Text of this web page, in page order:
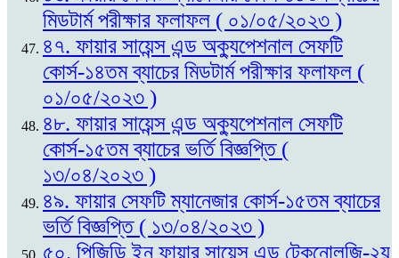
মিডটার্ম পরীক্ষার ফলাফল ( ০১/০৫/২০২৩ )
৪৭. ফায়ার সায়েন্স এন্ড অক্যুপেশনাল সেফটি
কোর্স-১৪তম ব্যাচের মিডটার্ম পরীক্ষার ফলাফল (
০১/০৫/২০২৩ )
৪৮. ফায়ার সায়েন্স এন্ড অক্যুপেশনাল সেফটি
কোর্স-১৫তম ব্যাচের ভর্তি বিজ্ঞপ্তি (
১৩/০৪/২০২৩ )
৪৯. ফায়ার সেফটি ম্যানেজার কোর্স-১৫তম ব্যাচের
ভর্তি বিজ্ঞপ্তি ( ১৩/০৪/২০২৩ )
৫০. পিজিডি ইন ফায়ার সায়েন্স এন্ড টেকনোলজি-২য়